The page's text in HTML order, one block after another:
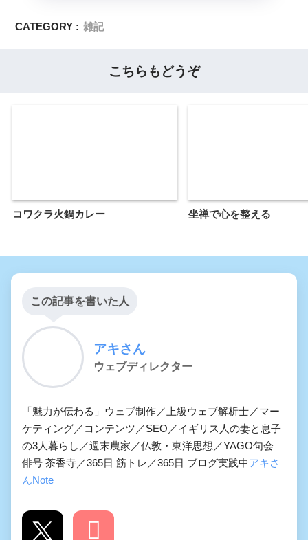
CATEGORY : 雑記
こちらもどうぞ
コワクラ火鍋カレー 坐禅で心を整える
この記事を書いた人
アキさん
ウェブディレクター
「魅力が伝わる」ウェブ制作／上級ウェブ解析士／マー
ケティング／コンテンツ／SEO／イギリス人の妻と息子
の3人暮らし／週末農家／仏教・東洋思想／YAGO句会
俳号 茶香寺／365日 筋トレ／365日 ブログ実践中アキさ
んNote